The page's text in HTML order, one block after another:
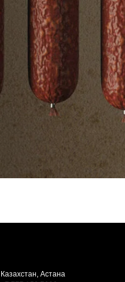
Казахстан, Астана